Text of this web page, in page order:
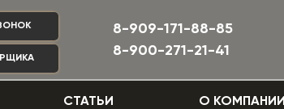
8-909-171-88-85
8-900-271-21-41
СТАТЬИ О КОМПАНИИ